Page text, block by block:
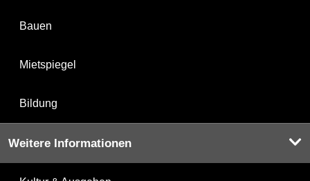
Bauen
Mietspiegel
Bildung
Weitere Informationen